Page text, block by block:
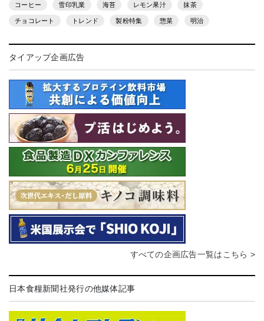
コーヒー 雪印乳業 海苔 レモン果汁 抹茶
チョコレート トレンド 製粉特集 惣菜 明治
タイアップ企画広告
すべての企画広告一覧はこちら >
日本食糧新聞社発行の他媒体記事